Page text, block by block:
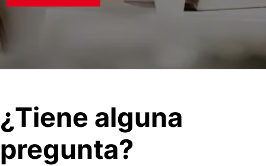
¿Tiene alguna
pregunta?